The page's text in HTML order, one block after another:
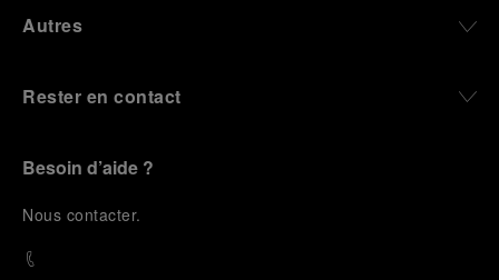
Autres
Rester en contact
Besoin d’aide ?
Nous contacter.